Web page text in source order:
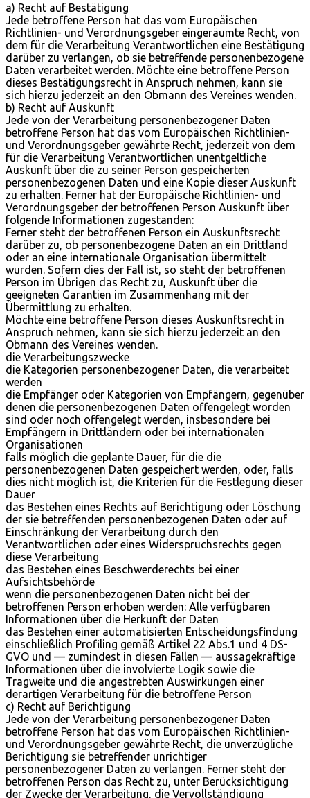
a) Recht auf Bestätigung
Jede betroffene Person hat das vom Europäischen
Richtlinien- und Verordnungsgeber eingeräumte Recht, von
dem für die Verarbeitung Verantwortlichen eine Bestätigung
darüber zu verlangen, ob sie betreffende personenbezogene
Daten verarbeitet werden. Möchte eine betroffene Person
dieses Bestätigungsrecht in Anspruch nehmen, kann sie
sich hierzu jederzeit an den Obmann des Vereines wenden.
b) Recht auf Auskunft
Jede von der Verarbeitung personenbezogener Daten
betroffene Person hat das vom Europäischen Richtlinien-
und Verordnungsgeber gewährte Recht, jederzeit von dem
für die Verarbeitung Verantwortlichen unentgeltliche
Auskunft über die zu seiner Person gespeicherten
personenbezogenen Daten und eine Kopie dieser Auskunft
zu erhalten. Ferner hat der Europäische Richtlinien- und
Verordnungsgeber der betroffenen Person Auskunft über
folgende Informationen zugestanden:
Ferner steht der betroffenen Person ein Auskunftsrecht
darüber zu, ob personenbezogene Daten an ein Drittland
oder an eine internationale Organisation übermittelt
wurden. Sofern dies der Fall ist, so steht der betroffenen
Person im Übrigen das Recht zu, Auskunft über die
geeigneten Garantien im Zusammenhang mit der
Übermittlung zu erhalten.
Möchte eine betroffene Person dieses Auskunftsrecht in
Anspruch nehmen, kann sie sich hierzu jederzeit an den
Obmann des Vereines wenden.
die Verarbeitungszwecke
die Kategorien personenbezogener Daten, die verarbeitet
werden
die Empfänger oder Kategorien von Empfängern, gegenüber
denen die personenbezogenen Daten offengelegt worden
sind oder noch offengelegt werden, insbesondere bei
Empfängern in Drittländern oder bei internationalen
Organisationen
falls möglich die geplante Dauer, für die die
personenbezogenen Daten gespeichert werden, oder, falls
dies nicht möglich ist, die Kriterien für die Festlegung dieser
Dauer
das Bestehen eines Rechts auf Berichtigung oder Löschung
der sie betreffenden personenbezogenen Daten oder auf
Einschränkung der Verarbeitung durch den
Verantwortlichen oder eines Widerspruchsrechts gegen
diese Verarbeitung
das Bestehen eines Beschwerderechts bei einer
Aufsichtsbehörde
wenn die personenbezogenen Daten nicht bei der
betroffenen Person erhoben werden: Alle verfügbaren
Informationen über die Herkunft der Daten
das Bestehen einer automatisierten Entscheidungsfindung
einschließlich Profiling gemäß Artikel 22 Abs.1 und 4 DS-
GVO und — zumindest in diesen Fällen — aussagekräftige
Informationen über die involvierte Logik sowie die
Tragweite und die angestrebten Auswirkungen einer
derartigen Verarbeitung für die betroffene Person
c) Recht auf Berichtigung
Jede von der Verarbeitung personenbezogener Daten
betroffene Person hat das vom Europäischen Richtlinien-
und Verordnungsgeber gewährte Recht, die unverzügliche
Berichtigung sie betreffender unrichtiger
personenbezogener Daten zu verlangen. Ferner steht der
betroffenen Person das Recht zu, unter Berücksichtigung
der Zwecke der Verarbeitung, die Vervollständigung